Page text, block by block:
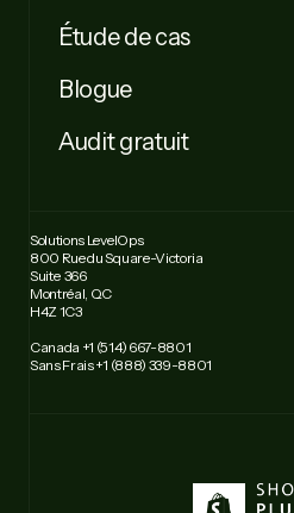
Étude de cas
Blogue
Audit gratuit
Solutions LevelOps
800 Rue du Square-Victoria
Suite 366
Montréal, QC
H4Z 1C3
Canada +1 (514) 667-8801
Sans Frais +1 (888) 339-8801